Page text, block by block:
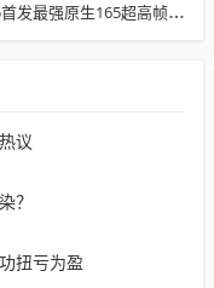
一加15首发最强原生165超高帧游戏：阵容前所未有
议
？
扭亏为盈